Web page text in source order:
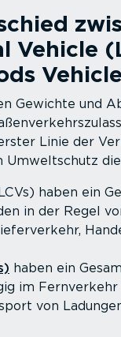
Vehicle
Gewichte und
Linie der
Umwelt­schutz
haben ein
in der Regel
haben ein
im
von